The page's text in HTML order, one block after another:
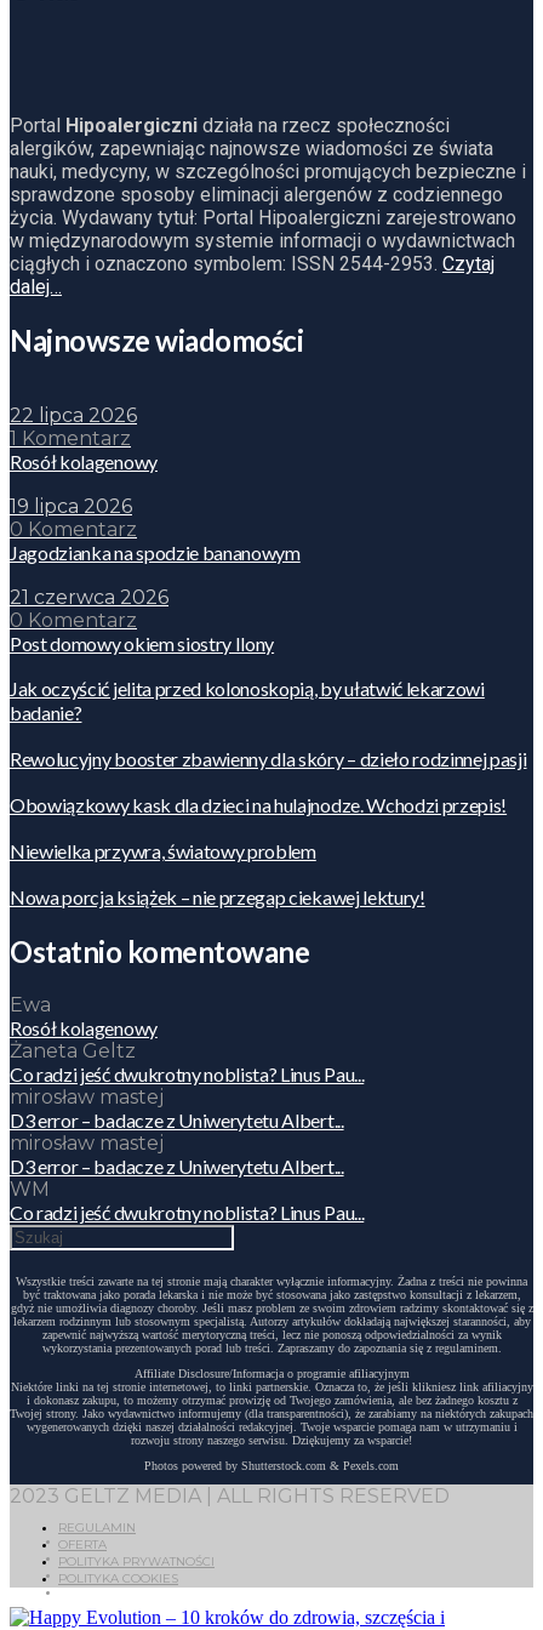
Portal Hipoalergiczni działa na rzecz społeczności
alergików, zapewniając najnowsze wiadomości ze świata
nauki, medycyny, w szczególności promujących bezpieczne i
sprawdzone sposoby eliminacji alergenów z codziennego
życia. Wydawany tytuł: Portal Hipoalergiczni zarejestrowano
w międzynarodowym systemie informacji o wydawnictwach
ciągłych i oznaczono symbolem: ISSN 2544-2953. Czytaj
dalej…
Najnowsze wiadomości
22 lipca 2026
1 Komentarz
Rosół kolagenowy
19 lipca 2026
0 Komentarz
Jagodzianka na spodzie bananowym
21 czerwca 2026
0 Komentarz
Post domowy okiem siostry Ilony
Jak oczyścić jelita przed kolonoskopią, by ułatwić lekarzowi
badanie?
Rewolucyjny booster zbawienny dla skóry – dzieło rodzinnej pasji
Obowiązkowy kask dla dzieci na hulajnodze. Wchodzi przepis!
Niewielka przywra, światowy problem
Nowa porcja książek – nie przegap ciekawej lektury!
Ostatnio komentowane
Ewa
Rosół kolagenowy
Żaneta Geltz
Co radzi jeść dwukrotny noblista? Linus Pau...
mirosław mastej
D3 error – badacze z Uniwerytetu Albert...
mirosław mastej
D3 error – badacze z Uniwerytetu Albert...
WM
Co radzi jeść dwukrotny noblista? Linus Pau...
Wszystkie treści zawarte na tej stronie mają charakter wyłącznie informacyjny. Żadna z treści nie powinna
być traktowana jako porada lekarska i nie może być stosowana jako zastępstwo konsultacji z lekarzem,
gdyż nie umożliwia diagnozy choroby. Jeśli masz problem ze swoim zdrowiem radzimy skontaktować się z
lekarzem rodzinnym lub stosownym specjalistą. Autorzy artykułów dokładają największej staranności, aby
zapewnić najwyższą wartość merytoryczną treści, lecz nie ponoszą odpowiedzialności za wynik
wykorzystania prezentowanych porad lub treści. Zapraszamy do zapoznania się z regulaminem.
Affiliate Disclosure/Informacja o programie afiliacyjnym
Niektóre linki na tej stronie internetowej, to linki partnerskie. Oznacza to, że jeśli klikniesz link afiliacyjny
i dokonasz zakupu, to możemy otrzymać prowizję od Twojego zamówienia, ale bez żadnego kosztu z
Twojej strony. Jako wydawnictwo informujemy (dla transparentności), że zarabiamy na niektórych zakupach
wygenerowanych dzięki naszej działalności redakcyjnej. Twoje wsparcie pomaga nam w utrzymaniu i
rozwoju strony naszego serwisu. Dziękujemy za wsparcie!
Photos powered by Shutterstock.com & Pexels.com
2023 GELTZ MEDIA | ALL RIGHTS RESERVED
REGULAMIN
OFERTA
POLITYKA PRYWATNOŚCI
POLITYKA COOKIES